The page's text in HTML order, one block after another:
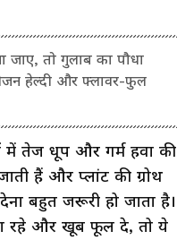
जाए, तो गुलाब का पौधा
हेल्दी और फ्लावर-फुल
में तेज धूप और गर्म हवा की
हैं और प्लांट की ग्रोथ
बहुत जरूरी हो जाता है।
रहे और खूब फूल दे, तो ये